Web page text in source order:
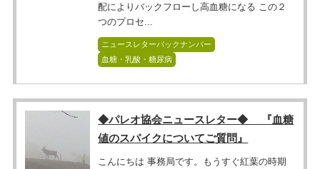
配によりバックフローし高血糖になる この２
つのプロセ...
ニュースレターバックナンバー
血糖・乳酸・糖尿病
◆パレオ協会ニュースレター◆ 『血糖
値のスパイクについてご質問』
こんにちは 事務局です。もうすぐ紅葉の時期